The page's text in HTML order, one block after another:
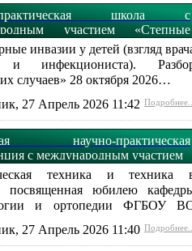
практическая школа с
участием «Степные
инвазии у детей (взгляд
и инфекциониста).
случаев» 28 октября 2026…
27 Апрель 2026 11:42 Подробнее...
научно-практическая
с международным участием
техника и техника
посвященная юбилею
и ортопедии ФГБОУ
27 Апрель 2026 11:40 Подробнее...